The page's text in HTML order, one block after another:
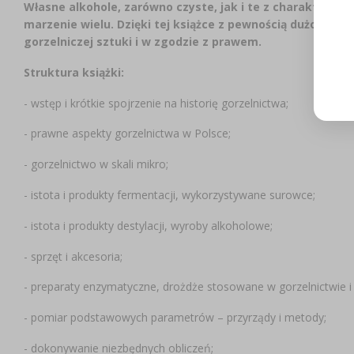
Własne alkohole, zarówno czyste, jak i te z
marzenie wielu. Dzięki tej książce z pewnością dużo
gorzelniczej sztuki i w zgodzie z prawem.
Struktura książki:
- wstęp i krótkie spojrzenie na historię gorzelnictwa;
- prawne aspekty gorzelnictwa w Polsce;
- gorzelnictwo w skali mikro;
- istota i produkty fermentacji, wykorzystywane surowce;
- istota i produkty destylacji, wyroby alkoholowe;
- sprzęt i akcesoria;
- preparaty enzymatyczne, drożdże stosowane w gorzelnictwie
- pomiar podstawowych parametrów – przyrządy i metody;
- dokonywanie niezbędnych obliczeń;